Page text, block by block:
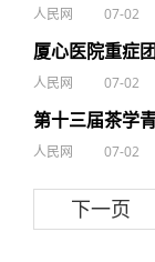
人民网 07-02
厦心医院重症
人民网 07-02
第十三届茶学
人民网 07-02
下一页